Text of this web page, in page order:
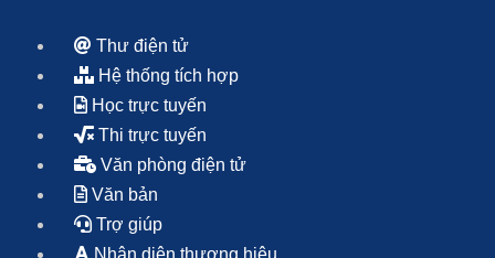
Thư điện tử
Hệ thống tích hợp
Học trực tuyến
Thi trực tuyến
Văn phòng điện tử
Văn bản
Trợ giúp
Nhận diện thương hiệu